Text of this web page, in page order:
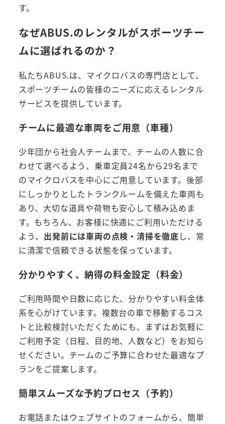
す。
なぜABUS.のレンタルがスポーツチー
ムに選ばれるのか？
私たちABUS.は、マイクロバスの専門店として、
スポーツチームの皆様のニーズに応えるレンタル
サービスを提供しています。
チームに最適な車両をご用意（車種）
少年団から社会人チームまで、チームの人数に合
わせて選べるよう、乗車定員24名から29名まで
のマイクロバスを中心にご用意しています。後部
にしっかりとしたトランクルームを備えた車両も
あり、大切な道具や荷物も安心して積み込めま
す。もちろん、お客様に快適にご利用いただける
よう、 出発前には車両の点検・清掃を徹底し、常
に清潔で信頼できる状態を保っています。
分かりやすく、納得の料金設定（料金）
ご利用時間や日数に応じた、分かりやすい料金体
系を心がけています。複数台の車で移動するコス
トと比較検討いただくためにも、まずはお気軽に
ご利用予定（日程、目的地、人数など）をお知ら
せください。チームのご予算に合わせた最適なプ
ランをご提案します。
簡単スムーズな予約プロセス（予約）
お電話またはウェブサイトのフォームから、簡単